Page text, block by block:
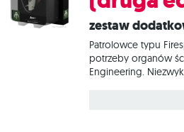
w zwartej formacji i
W tym zestawie
niezbędne, aby
Aethersprite i 2 statki
Zestaw
Patrolowce typu
potrzeby organów
Engineering.